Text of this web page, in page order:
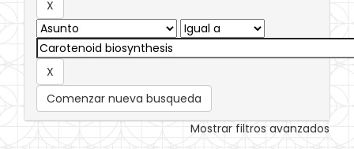
Comenzar nueva busqueda
Mostrar filtros avanzados